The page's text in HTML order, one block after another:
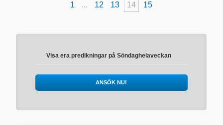
1 ... 12 13 14 15
Visa era predikningar på Söndaghelaveckan
ANSÖK NU!